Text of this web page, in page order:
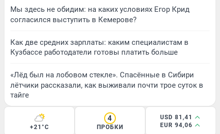
Мы здесь не обидим: на каких условиях Егор Крид
согласился выступить в Кемерове?
Как две средних зарплаты: каким специалистам в
Кузбассе работодатели готовы платить больше
«Лёд был на лобовом стекле». Спасённые в Сибири
лётчики рассказали, как выживали почти трое суток в
тайге
+21°C
4
ПРОБКИ
USD 81,41
EUR 94,06